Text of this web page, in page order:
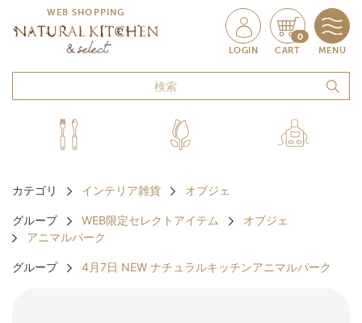
WEB SHOPPING
LOGIN
0
CART MENU
カテゴリ インテリア雑貨 オブジェ
グループ WEB限定セレクトアイテム
オブジェ
アニマルパーク
グループ 4月7日 NEW ナチュラルキッチンアニマルパーク